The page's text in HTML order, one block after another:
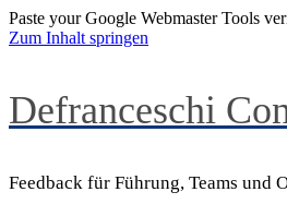
Paste your Google Webmaster Tools
Zum Inhalt springen
Defranceschi
Feedback für Führung, Teams und